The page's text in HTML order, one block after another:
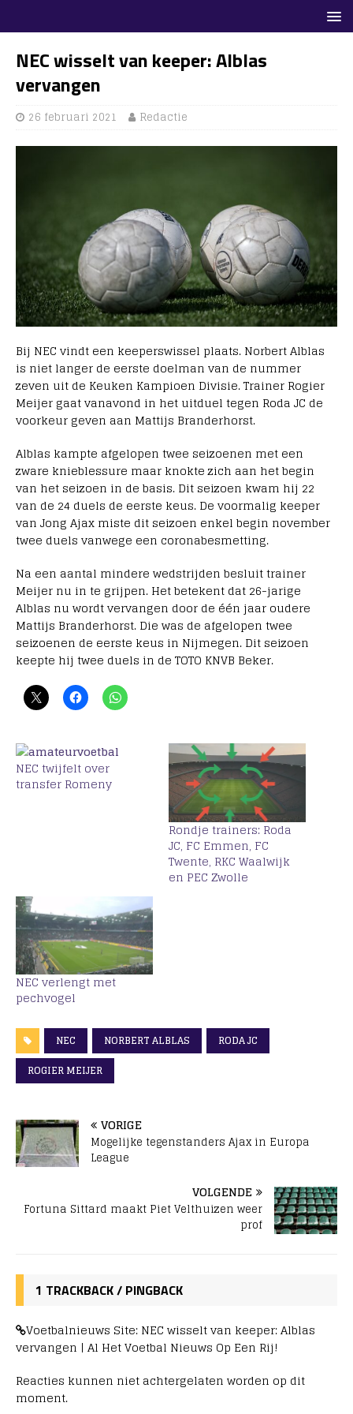
NEC wisselt van keeper: Alblas
vervangen
26 februari 2021 Redactie
Bij NEC vindt een keeperswissel plaats. Norbert Alblas
is niet langer de eerste doelman van de nummer
zeven uit de Keuken Kampioen Divisie. Trainer Rogier
Meijer gaat vanavond in het uitduel tegen Roda JC de
voorkeur geven aan Mattijs Branderhorst.
Alblas kampte afgelopen twee seizoenen met een
zware knieblessure maar knokte zich aan het begin
van het seizoen in de basis. Dit seizoen kwam hij 22
van de 24 duels de eerste keus. De voormalig keeper
van Jong Ajax miste dit seizoen enkel begin november
twee duels vanwege een coronabesmetting.
Na een aantal mindere wedstrijden besluit trainer
Meijer nu in te grijpen. Het betekent dat 26-jarige
Alblas nu wordt vervangen door de één jaar oudere
Mattijs Branderhorst. Die was de afgelopen twee
seizoenen de eerste keus in Nijmegen. Dit seizoen
keepte hij twee duels in de TOTO KNVB Beker.
NEC twijfelt over
transfer Romeny
Rondje trainers: Roda
JC, FC Emmen, FC
Twente, RKC Waalwijk
en PEC Zwolle
NEC verlengt met
pechvogel
NEC NORBERT ALBLAS
RODA JC
ROGIER MEIJER
VORIGE
Mogelijke tegenstanders Ajax in Europa
League
VOLGENDE
Fortuna Sittard maakt Piet Velthuizen weer
prof
1 TRACKBACK / PINGBACK
Voetbalnieuws Site: NEC wisselt van keeper: Alblas
vervangen | Al Het Voetbal Nieuws Op Een Rij!
Reacties kunnen niet achtergelaten worden op dit
moment.